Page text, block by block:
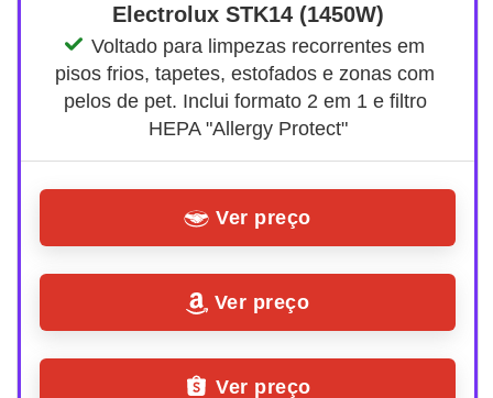
Electrolux STK14 (1450W)
Voltado para limpezas recorrentes em
pisos frios, tapetes, estofados e zonas com
pelos de pet. Inclui formato 2 em 1 e filtro
HEPA "Allergy Protect"
Ver preço
Ver preço
Ver preço